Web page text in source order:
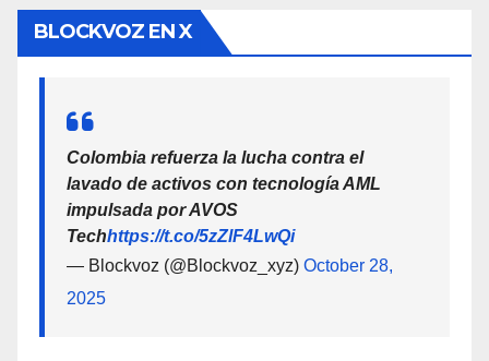
BLOCKVOZ EN X
Colombia refuerza la lucha contra el
lavado de activos con tecnología AML
impulsada por AVOS
Techhttps://t.co/5zZlF4LwQi
— Blockvoz (@Blockvoz_xyz) October 28,
2025